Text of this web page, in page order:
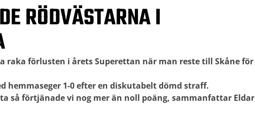
RÖDVÄSTARNA I
raka förlusten i årets Superettan när man reste till Skåne för
hemmaseger 1-0 efter en diskutabelt dömd straff.
så förtjänade vi nog mer än noll poäng, sammanfattar Eldar